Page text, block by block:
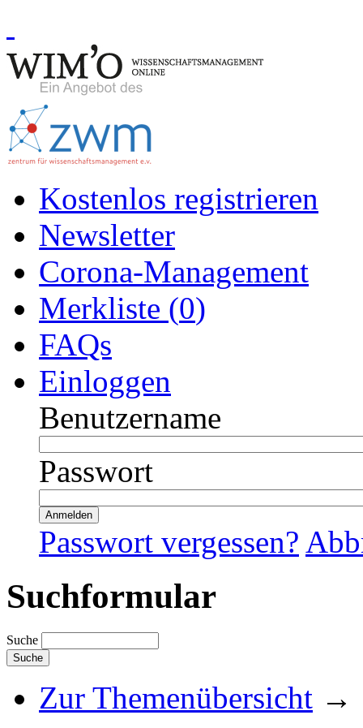
Kostenlos registrieren
Newsletter
Corona-Management
Merkliste (0)
FAQs
Einloggen
Benutzername
Passwort
Passwort vergessen?
Suchformular
Suche
Zur Themenübersicht →